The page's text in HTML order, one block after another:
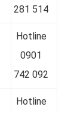
281 514
Hotline
0901
742 092
Hotline